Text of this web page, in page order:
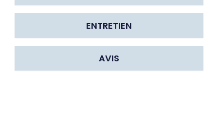
ENTRETIEN
AVIS